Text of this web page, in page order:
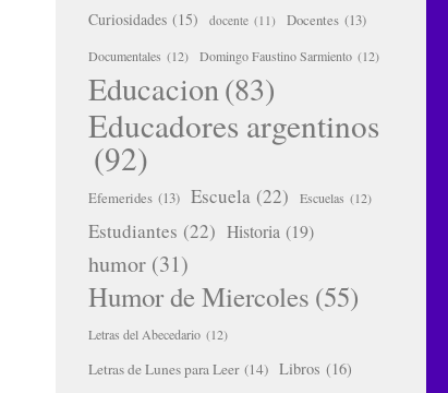
Curiosidades (15) docente (11) Docentes (13)
Documentales (12) Domingo Faustino Sarmiento (12)
Educacion(83)
Educadores argentinos
(92)
Efemerides (13) Escuela (22) Escuelas (12)
Estudiantes (22) Historia (19)
humor (31)
Humor de Miercoles (55)
Letras del Abecedario (12)
Letras de Lunes para Leer (14) Libros (16)